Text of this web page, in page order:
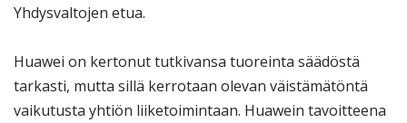
Yhdysvaltojen etua.
Huawei on kertonut tutkivansa tuoreinta säädöstä
tarkasti, mutta sillä kerrotaan olevan väistämätöntä
vaikutusta yhtiön liiketoimintaan. Huawein tavoitteena